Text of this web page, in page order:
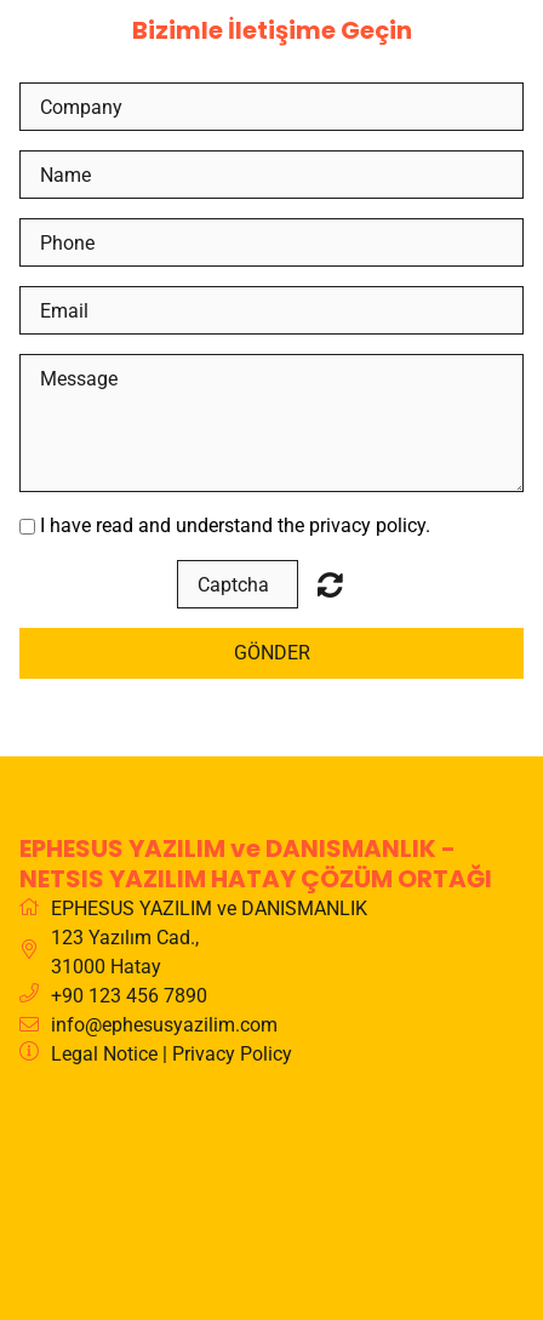
Bizimle İletişime Geçin
I have read and understand the privacy policy.
GÖNDER
EPHESUS YAZILIM ve DANISMANLIK -
NETSIS YAZILIM HATAY ÇÖZÜM ORTAĞI
EPHESUS YAZILIM ve DANISMANLIK
123 Yazılım Cad.,
31000 Hatay
+90 123 456 7890
info@ephesusyazilim.com
Legal Notice| Privacy Policy